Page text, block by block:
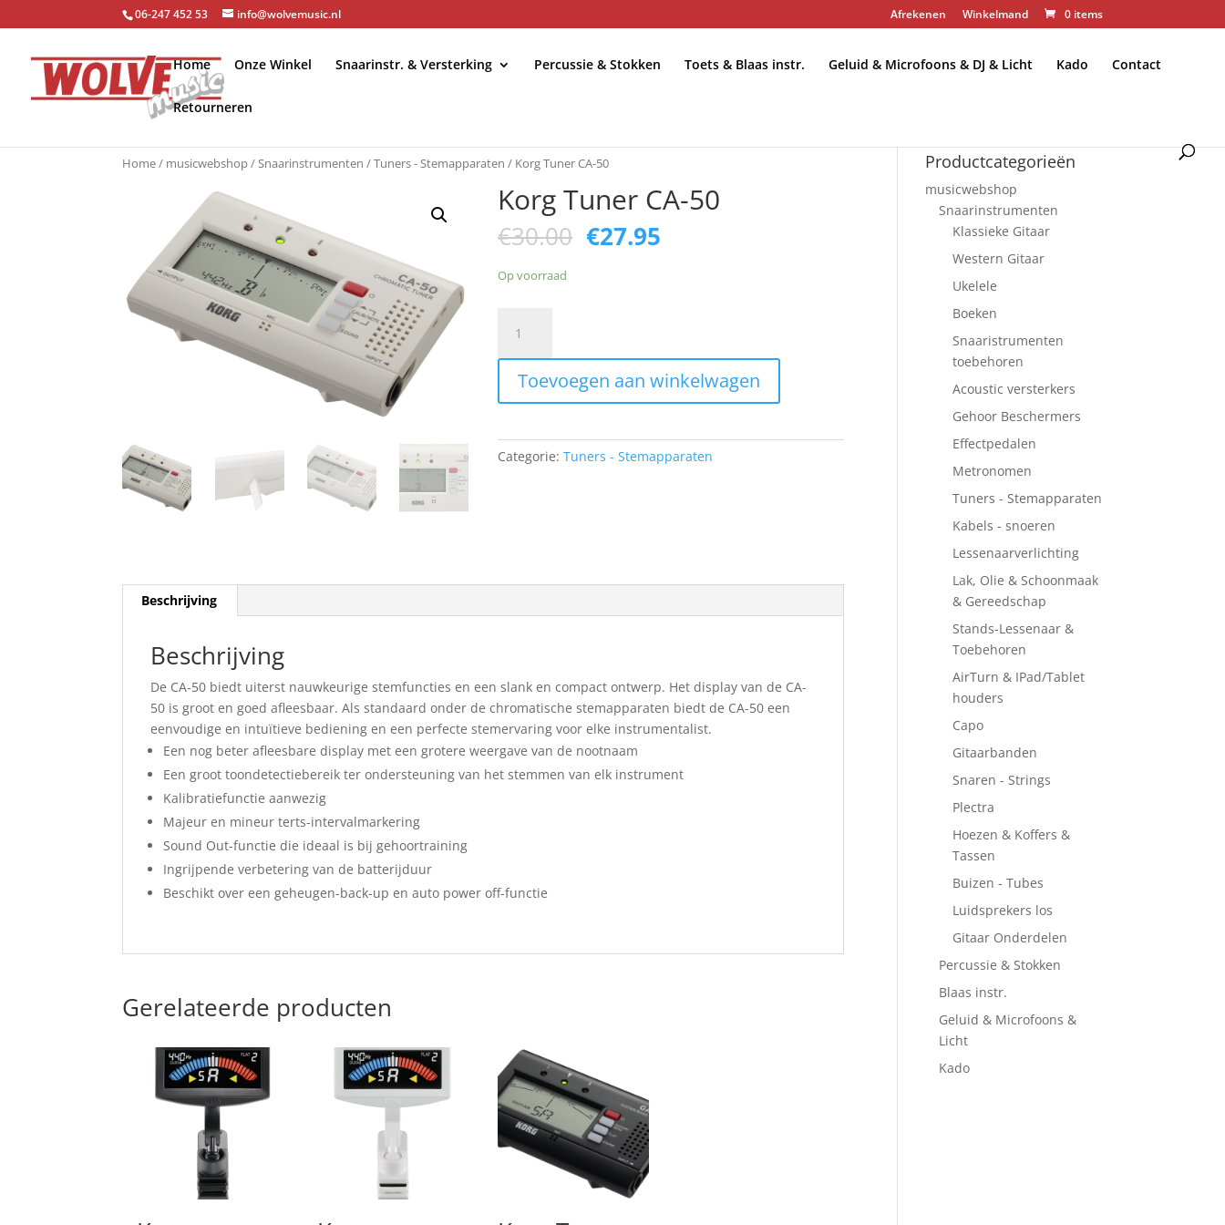
06-247 452 53 info@wolvemusic.nl Afrekenen Winkelmand 0 items
Home Onze Winkel Snaarinstr. & Versterking Percussie & Stokken Toets & Blaas instr. Geluid & Microfoons & DJ & Licht Kado Contact
Retourneren
Home/ musicwebshop/Snaarinstrumenten /Tuners - Stemapparaten / Korg Tuner CA-50
Korg Tuner CA-50
€30.00 Oorspronkelijke
prijs
€27.95
Op voorraad
Tuner
CA-
aantal
Toevoegen aan winkelwagen
Categorie:Tuners - Stemapparaten
Beschrijving
Beschrijving
De CA-50 biedt uiterst nauwkeurige stemfuncties en een slank en compact ontwerp. Het display van de CA-
50 is groot en goed afleesbaar. Als standaard onder de chromatische stemapparaten biedt de CA-50 een
eenvoudige en intuïtieve bediening en een perfecte stemervaring voor elke instrumentalist.
Een nog beter afleesbare display met een grotere weergave van de nootnaam
Een groot toondetectiebereik ter ondersteuning van het stemmen van elk instrument
Kalibratiefunctie aanwezig
Majeur en mineur terts-intervalmarkering
Sound Out-functie die ideaal is bij gehoortraining
Ingrijpende verbetering van de batterijduur
Beschikt over een geheugen-back-up en auto power off-functie
Gerelateerde producten
Productcategorieën
musicwebshop
Snaarinstrumenten
Klassieke Gitaar
Western Gitaar
Ukelele
Boeken
Snaaristrumenten
toebehoren
Acoustic versterkers
Gehoor Beschermers
Effectpedalen
Metronomen
Tuners - Stemapparaten
Kabels - snoeren
Lessenaarverlichting
Lak, Olie & Schoonmaak
& Gereedschap
Stands-Lessenaar &
Toebehoren
AirTurn & IPad/Tablet
houders
Capo
Gitaarbanden
Snaren - Strings
Plectra
Hoezen & Koffers &
Tassen
Buizen - Tubes
Luidsprekers los
Gitaar Onderdelen
Percussie & Stokken
Blaas instr.
Geluid & Microfoons &
Licht
Kado